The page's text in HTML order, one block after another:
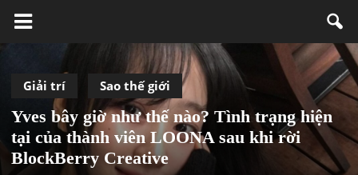
Giải trí Sao thế giới
Yves bây giờ như thế nào? Tình trạng hiện
tại của thành viên LOONA sau khi rời
BlockBerry Creative